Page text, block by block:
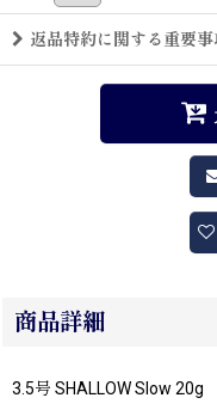
返品特約に関する重要事
商品詳細
3.5号 SHALLOW Slow 20g